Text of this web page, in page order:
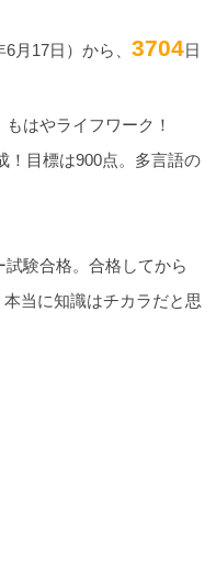
月17日）から、 3704日
はやライフワーク！
！目標は900点。多言語の
験合格。合格してから
当に知識はチカラだと思